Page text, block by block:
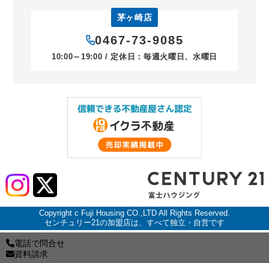
茅ヶ崎店
0467-73-9085
10:00～19:00 / 定休日：毎週火曜日、水曜日
Copyright c Fuji Housing CO.,LTD All Rights Reserved.
センチュリー21の加盟店は、すべて独立・自営です
電話で問合せ
資料請求